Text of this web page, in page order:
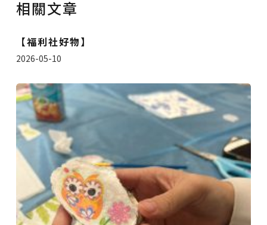
相關文章
【福利社好物】
2026-05-10